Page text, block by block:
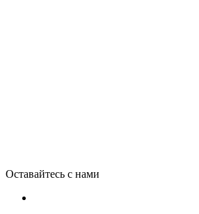
Оставайтесь с нами